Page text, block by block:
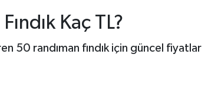
Kaç TL?
50 randıman fındık için güncel fiyatlar